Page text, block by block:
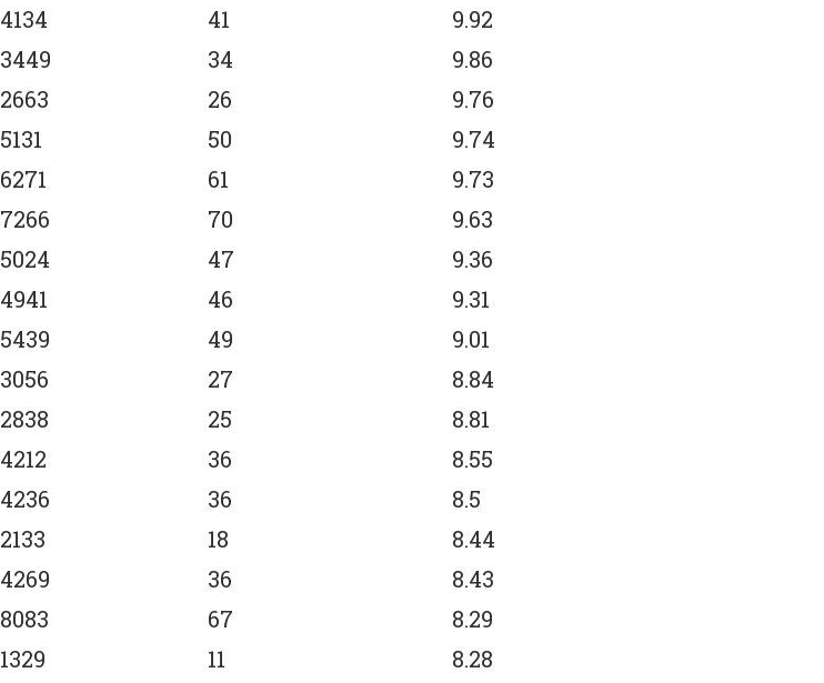
4134 41
9.92
3449 34
9.86
2663 26
9.76
5131 50
9.74
6271 61
9.73
7266 70
9.63
5024 47
9.36
4941 46
9.31
5439 49
9.01
3056 27
8.84
2838 25
8.81
4212 36
8.55
4236 36
8.5
2133 18
8.44
4269 36
8.43
8083 67
8.29
1329 11
8.28